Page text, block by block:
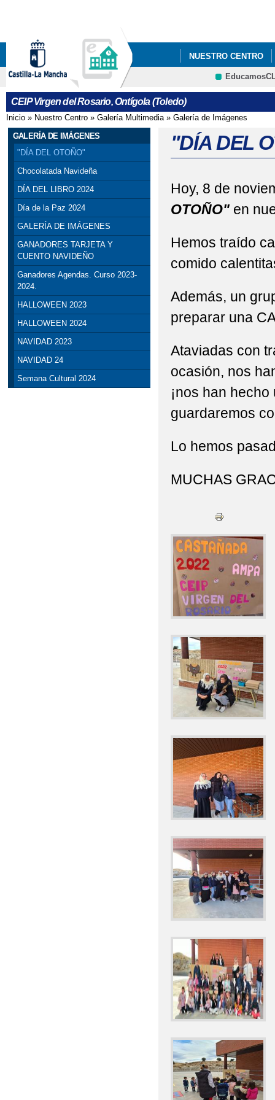
NUESTRO CENTRO
INFÓRMATE
CEIP Virgen del Rosario, Ontígola (Toledo)
Se encuentra usted aquí
Inicio » Nuestro Centro » Galería Multimedia» Galería de Imágenes
GALERÍA DE IMÁGENES
"DÍA DEL OTOÑO"
Chocolatada Navideña
DÍA DEL LIBRO 2024
Día de la Paz 2024
GALERÍA DE IMÁGENES
GANADORES TARJETA Y
CUENTO NAVIDEÑO
Ganadores Agendas. Curso 2023-
2024.
HALLOWEEN 2023
HALLOWEEN 2024
NAVIDAD 2023
NAVIDAD 24
Semana Cultural 2024
"DÍA DEL
Hoy, 8 de
OTOÑO"en
Hemos traído
comido
Además, un
preparar una
Ataviadas con
ocasión, nos
¡nos han
guardaremos
Lo hemos
MUCHAS